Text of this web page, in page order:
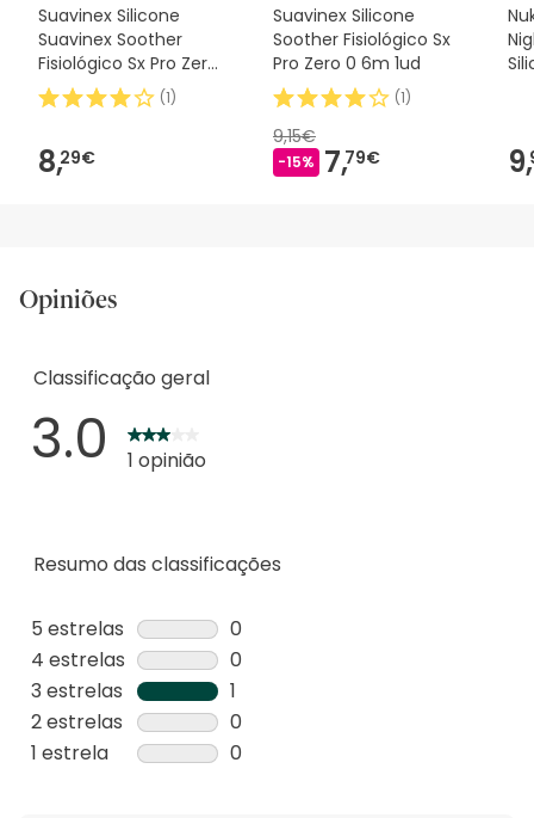
Suavinex Silicone
Suavinex Soother
Fisiológico Sx Pro Zero
2m 1 peça
(1)
8,29€
Suavinex Silicone
Soother Fisiológico Sx
Pro Zero 0 6m 1ud
(1)
9,15€
-15% 7,79€ 9,
Opiniões
Resumo das classificações
5 estrelas estrelas
0
0
análise
com
5
4 estrelas estrelas
0
0
análise
com
3 estrelas estrelas
1
1
análise
2 estrelas estrelas
0
0
1 estrela estrelas
0
Classificação geral
3.0 1 opinião